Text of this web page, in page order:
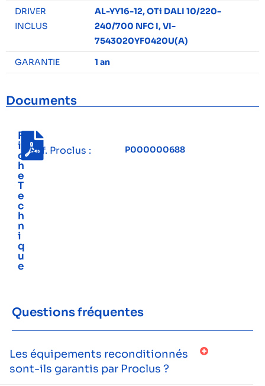
DRIVER
INCLUS
AL-YY16-12, OTi DALI 10/220-
240/700 NFC I, VI-
7543020YF0420U(A)
GARANTIE
1 an
Documents
F
i
c
h
e
T
e
c
h
n
i
q
u
e
Réf. Proclus : P000000688
Questions fréquentes
Les équipements reconditionnés
sont-ils garantis par Proclus ?